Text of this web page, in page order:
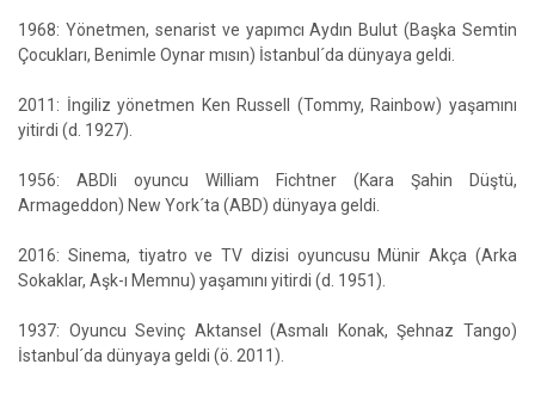
1968: Yönetmen, senarist ve yapımcı Aydın Bulut (Başka Semtin
Çocukları, Benimle Oynar mısın) İstanbul´da dünyaya geldi.
2011: İngiliz yönetmen Ken Russell (Tommy, Rainbow) yaşamını
yitirdi (d. 1927).
1956: ABDli oyuncu William Fichtner (Kara Şahin Düştü,
Armageddon) New York´ta (ABD) dünyaya geldi.
2016: Sinema, tiyatro ve TV dizisi oyuncusu Münir Akça (Arka
Sokaklar, Aşk-ı Memnu) yaşamını yitirdi (d. 1951).
1937: Oyuncu Sevinç Aktansel (Asmalı Konak, Şehnaz Tango)
İstanbul´da dünyaya geldi (ö. 2011).